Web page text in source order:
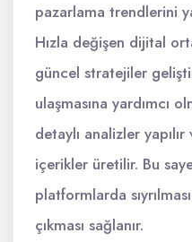
pazarlama trendlerini
Hızla değişen dijital
güncel stratejiler
ulaşmasına yardımcı
detaylı analizler
içerikler üretilir. Bu
platformlarda
çıkması sağlanır.